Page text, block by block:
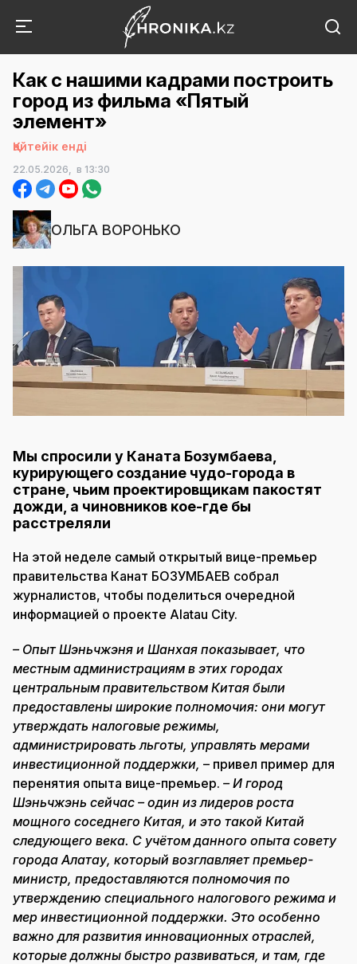
Как с нашими кадрами построить
город из фильма «Пятый
элемент»
Қайтейік енді
22.05.2026, в 13:30
ОЛЬГА ВОРОНЬКО
Мы спросили у Каната Бозумбаева,
курирующего создание чудо-города в
стране, чьим проектировщикам пакостят
дожди, а чиновников кое-где бы
расстреляли
На этой неделе самый открытый вице-премьер
правительства Канат БОЗУМБАЕВ собрал
журналистов, чтобы поделиться очередной
информацией о проекте Alatau City.
– Опыт Шэньчжэня и Шанхая показывает, что
местным администрациям в этих городах
центральным правительством Китая были
предоставлены широкие полномочия: они могут
утверждать налоговые режимы,
администрировать льготы, управлять мерами
инвестиционной поддержки, – привел пример для
перенятия опыта вице-премьер. – И город
Шэньчжэнь сейчас – один из лидеров роста
мощного соседнего Китая, и это такой Китай
следующего века. С учётом данного опыта совету
города Алатау, который возглавляет премьер-
министр, предоставляются полномочия по
утверждению специального налогового режима и
мер инвестиционной поддержки. Это особенно
важно для развития инновационных отраслей,
которые должны быстро развиваться, и там, где